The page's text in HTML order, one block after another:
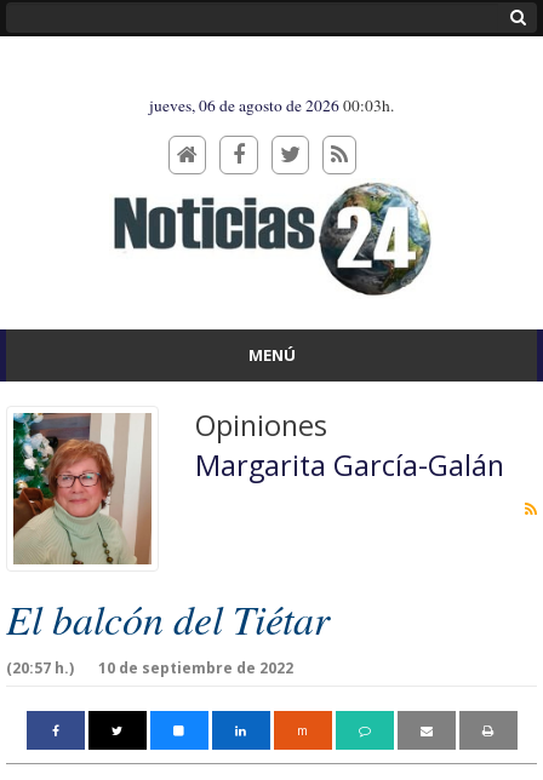
jueves, 06 de agosto de 202600:03h.
MENÚ
Opiniones
Margarita García-Galán
El balcón del Tiétar
10 de septiembre de 2022
(20:57 h.)
m